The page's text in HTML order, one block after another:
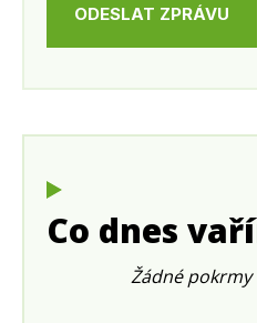
Co dnes
Žádné pokrmy